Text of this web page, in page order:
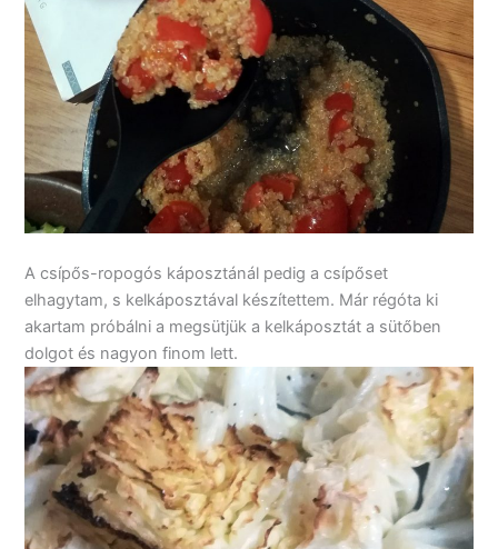
A csípős-ropogós káposztánál pedig a csípőset
elhagytam, s kelkáposztával készítettem. Már régóta ki
akartam próbálni a megsütjük a kelkáposztát a sütőben
dolgot és nagyon finom lett.